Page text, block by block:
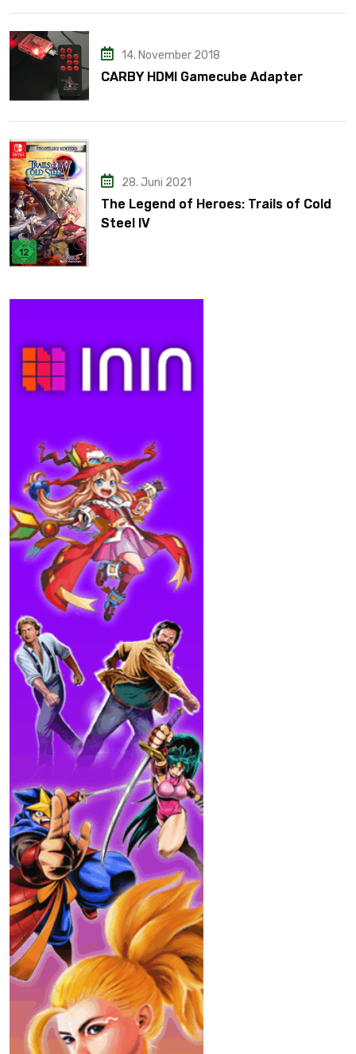
14. November 2018
CARBY HDMI Gamecube Adapter
28. Juni 2021
The Legend of Heroes: Trails of Cold
Steel IV